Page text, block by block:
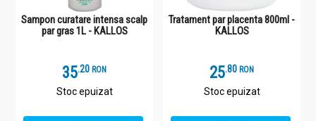
Sampon curatare intensa scalp
par gras 1L - KALLOS
35.2 RON
Stoc epuizat
Tratament par placenta 800ml -
KALLOS
25.8 RON
Stoc epuizat